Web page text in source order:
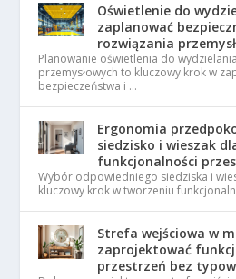
Oświetlenie do
zaplanować
rozwiązania
Planowanie oświetlenia do
przemysłowych to kluczowy krok w
bezpieczeństwa i …
Ergonomia
siedzisko i wieszak
funkcjonalności
Wybór odpowiedniego siedziska i
kluczowy krok w tworzeniu
Strefa wejściowa w
zaprojektować
przestrzeń bez